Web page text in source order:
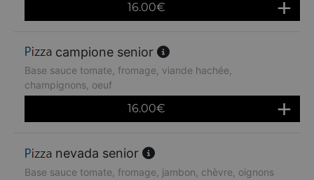
16.00€
campione senior
Base sauce tomate, fromage, viande hachée,
champignons, oeuf
16.00€
nevada senior
Base sauce tomate, fromage, jambon, chèvre, oignons